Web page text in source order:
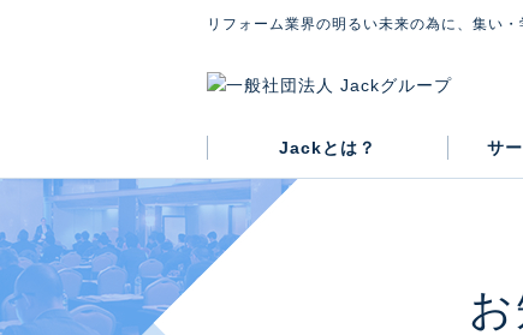
リフォーム業界の明るい未来の為に、集い・
Jackとは？
グループ概要
代表紹介
会則
サ